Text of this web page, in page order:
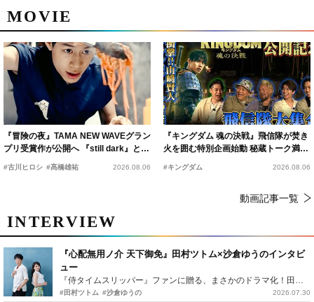
MOVIE
『冒険の夜』TAMA NEW WAVEグラン
プリ受賞作が公開へ 『still dark』と同
時上映決定
#古川ヒロシ #髙橋雄祐 2026.08.06
『キングダム 魂の決戦』飛信隊が焚き
火を囲む特別企画始動 秘蔵トーク満載
の“キングダムキャンプ”開催
#キングダム 2026.08.06
動画記事一覧
INTERVIEW
『心配無用ノ介 天下御免』田村ツトム×沙倉ゆうのインタビ
ュー
『侍タイムスリッパー』ファンに贈る、まさかのドラマ化！田村ツトム×沙倉ゆうのが語る『心配無用ノ介』撮影秘話
#田村ツトム #沙倉ゆうの 2026.07.30